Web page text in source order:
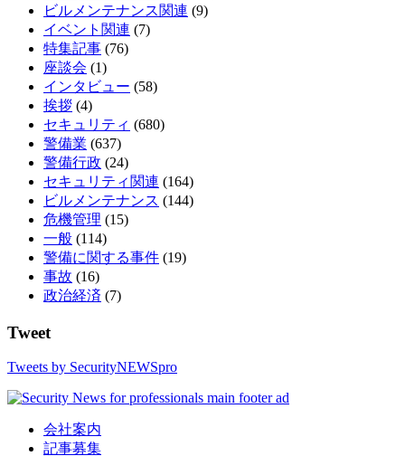
ビルメンテナンス関連 (9)
イベント関連 (7)
特集記事 (76)
座談会 (1)
インタビュー (58)
挨拶 (4)
セキュリティ (680)
警備業 (637)
警備行政 (24)
セキュリティ関連 (164)
ビルメンテナンス (144)
危機管理 (15)
一般 (114)
警備に関する事件 (19)
事故 (16)
政治経済 (7)
Tweet
Tweets by SecurityNEWSpro
会社案内
記事募集